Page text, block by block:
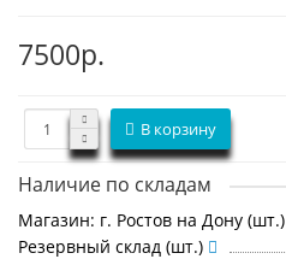
7500р.
В корзину
Наличие по складам
Магазин: г. Ростов на Дону (шт.)
Резервный склад (шт.)